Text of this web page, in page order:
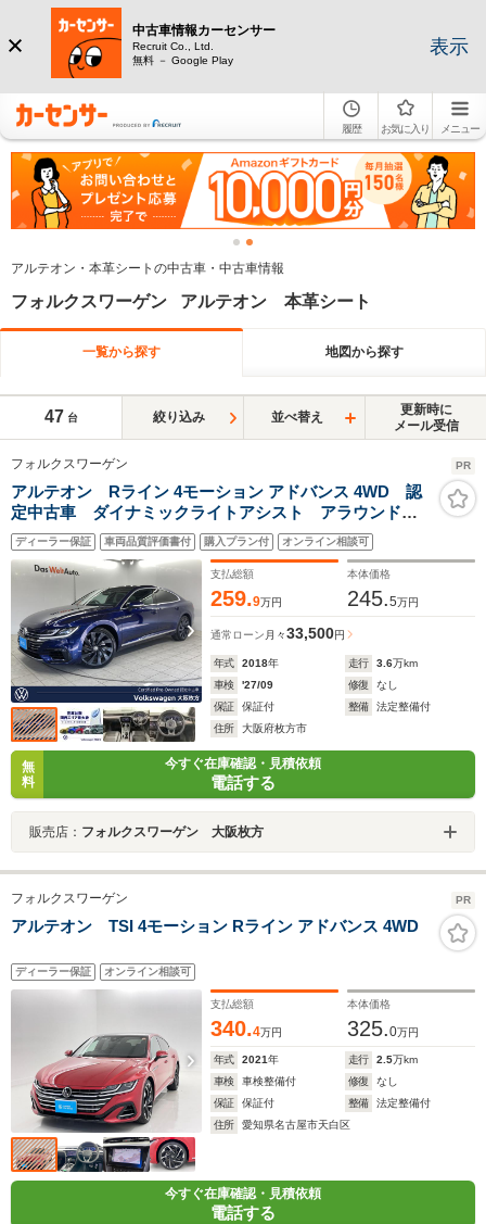
中古車情報カーセンサー
Recruit Co., Ltd.
無料 － Google Play
表示
履歴 お気に入り メニュー
アルテオン・本革シートの中古車・中古車情報
フォルクスワーゲン アルテオン 本革シート
一覧から探す 地図から探す
47 台 絞り込み 並べ替え
更新時に
メール受信
フォルクスワーゲン PR
アルテオン Rライン 4モーション アドバンス 4WD 認
定中古車 ダイナミックライトアシスト アラウンドビ
ューカメラ パワーテールゲート レザーシート パワ
ーシート オートホールド サイドアシスト 3ゾーンエ
アコン 純正ナビ スマートキー
ディーラー保証 車両品質評価書付 購入プラン付 オンライン相談可
支払総額
259.9万円
本体価格
245.5万円
通常ローン 月々33,500円
年式 2018年 走行 3.6万km
車検
'27/09 修復
なし
保証
保証付 整備
法定整備付
住所
大阪府枚方市
無
料
今すぐ在庫確認・見積依頼
電話する
販売店： フォルクスワーゲン 大阪枚方
フォルクスワーゲン PR
アルテオン TSI 4モーション Rライン アドバンス 4WD
ディーラー保証 オンライン相談可
支払総額
340.4万円
本体価格
325.0万円
年式 2021年 走行 2.5万km
車検
車検整備付 修復
なし
保証
保証付 整備
法定整備付
住所
愛知県名古屋市天白区
今すぐ在庫確認・見積依頼
電話する